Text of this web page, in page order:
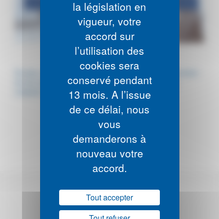
De plus, afin de vous accompagner dans la compréhension
de ces calculs, la CFE organise un webinaire spécial
cotisation, le 17/11/2022 à 11h,inscrivez-vous vite !
la législation en
vigueur, votre
accord sur
l’utilisation des
cookies sera
conservé pendant
13 mois. A l’issue
de ce délai, nous
vous
demanderons à
nouveau votre
accord.
Tout accepter